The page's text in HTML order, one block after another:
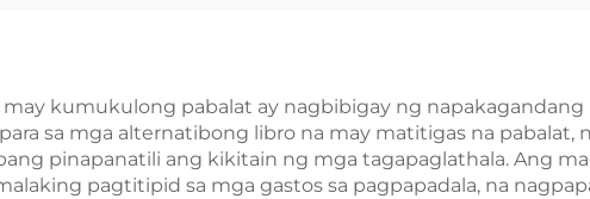
na
mga Gilid, Nobela na
may Dust Jacket
Kahon
print
kumukulong pabalat ay nagbibigay ng
sa mga alternatibong libro na may matitigas na
pinapanatili ang kikitain ng mga tagapaglathala. Ang
pagtitipid sa mga gastos sa pagpapadala, na